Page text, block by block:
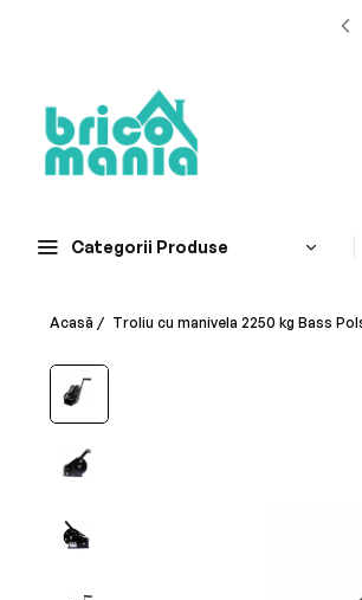
Categorii Produse
Acasă / Troliu cu manivela 2250 kg Bass